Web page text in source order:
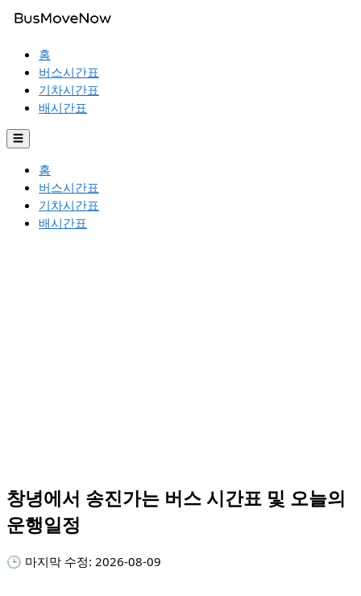
홈
버스시간표
기차시간표
배시간표
☰
홈
버스시간표
기차시간표
배시간표
창녕에서 송진가는 버스 시간표 및 오늘의
운행일정
🕒 마지막 수정: 2026-08-09